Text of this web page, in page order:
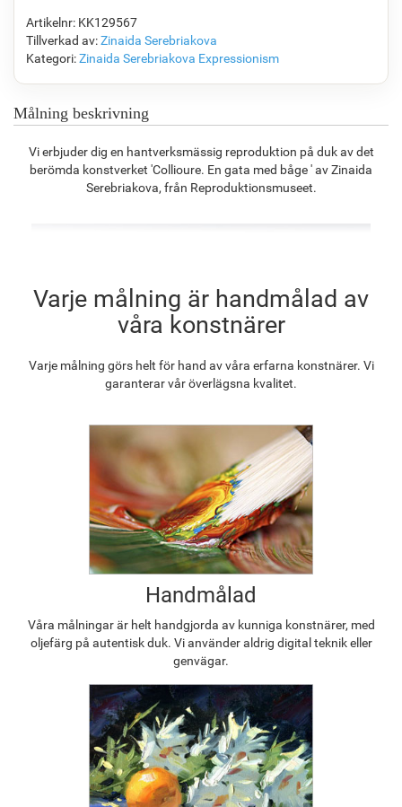
1 300.48kr
F4613-236
1 010.01kr
F5130-204
1 456.15kr
F6035-220
1 310.80
1 199.09 kr
Artikelnr: KK129567
Tillverkad av:Zinaida Serebriakova
Kategori:Zinaida Serebriakova Expressionism
Målning beskrivning
Vi erbjuder dig en hantverksmässig reproduktion på duk av det
berömda konstverket 'Collioure. En gata med båge ' av Zinaida
Serebriakova, från Reproduktionsmuseet.
Varje målning är handmålad av
våra konstnärer
Varje målning görs helt för hand av våra erfarna konstnärer. Vi
garanterar vår överlägsna kvalitet.
Handmålad
Våra målningar är helt handgjorda av kunniga konstnärer, med
oljefärg på autentisk duk. Vi använder aldrig digital teknik eller
genvägar.